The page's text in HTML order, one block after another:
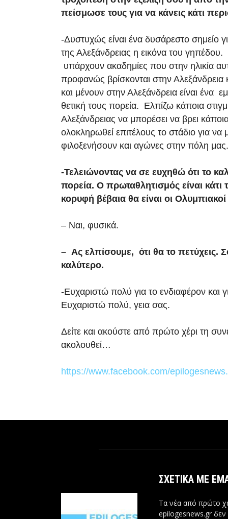
πείσμωσε τους για να κάνεις κάτι
-Δυστυχώς είναι ένα δυσάρεστο σημείο
της Αλεξάνδρειας η εικόνα του
υπάρχουν ακαδημίες που στην ηλικία
προφανώς βρίσκονται στην Αλεξάνδρεια
και μένουν στην Αλεξάνδρεια είναι ένα
θετική τους πορεία. Ελπίζω κάποια
Αλεξάνδρειας να μπορέσει να βρει
ολοκληρωθεί επιτέλους το στάδιο για
φιλοξενήσουν και αγώνες στην πόλη μας.
-Τελειώνοντας να σε ευχηθώ ότι το
πορεία. Ο πρωταθλητισμός είναι κάτι
κορυφή βέβαια θα είναι οι
– Ναι, φυσικά.
– Ας ελπίσουμε, ότι θα το πετύχεις.
καλύτερο.
-Ευχαριστώ πολύ για το ενδιαφέρον και
Ευχαριστώ πολύ, γεια σας.
Δείτε και ακούστε από πρώτο χέρι τη
ακολουθεί…
https://www.facebook.com/
ΣΧΕΤΙΚΆ ΜΕ
Τα νέα από πρώτο
epilogesnews.gr δεν